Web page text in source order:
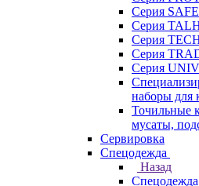
Серия SAFE
Серия
Серия
Серия
Серия
наборы для
Точильные
мусаты,
Сервировка
Спецодежда
Назад
Спецодежда